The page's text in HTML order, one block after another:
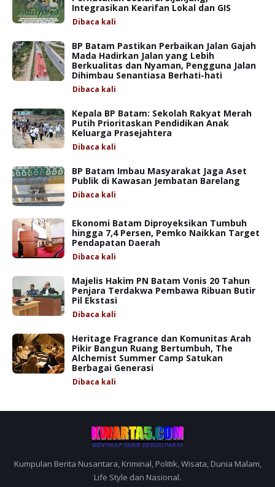
Integrasikan Kearifan Lokal dan GIS
Dibaca kali
BP Batam Pastikan Perbaikan Jalan Gajah
Mada Hadirkan Jalan yang Lebih
Berkualitas dan Nyaman, Pengguna Jalan
Dihimbau Senantiasa Berhati-hati
Dibaca kali
Kepala BP Batam: Sekolah Rakyat Merah
Putih Prioritaskan Pendidikan Anak
Keluarga Prasejahtera
Dibaca kali
BP Batam Imbau Masyarakat Jaga Aset
Publik di Kawasan Jembatan Barelang
Dibaca kali
Ekonomi Batam Diproyeksikan Tumbuh
hingga 7,4 Persen, Pemko Naikkan Target
Pendapatan Daerah
Dibaca kali
Majelis Hakim PN Batam Vonis 20 Tahun
Penjara Terdakwa Pembawa Ribuan Butir
Pil Ekstasi
Dibaca kali
Heritage Fragrance dan Komunitas Arah
Pikir Bangun Ruang Bertumbuh, The
Alchemist Summer Camp Satukan
Berbagai Generasi
Dibaca kali
Kumpulan Berita Nusantara, Kriminal, Politik, Wisata, Dunia Malam,
Life Style dan Nasional.